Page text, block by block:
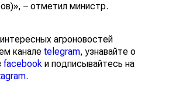
– отметил министр.
агроновостей
канале telegram, узнавайте о
facebook и подписывайтесь на
.